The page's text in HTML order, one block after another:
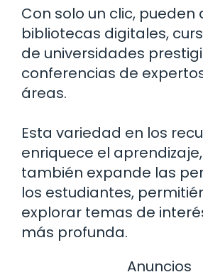
Con solo un clic, pueden
bibliotecas digitales,
de universidades
conferencias de
áreas.
Esta variedad en los
enriquece el
también expande las
los estudiantes,
explorar temas de
más profunda.
Anuncios